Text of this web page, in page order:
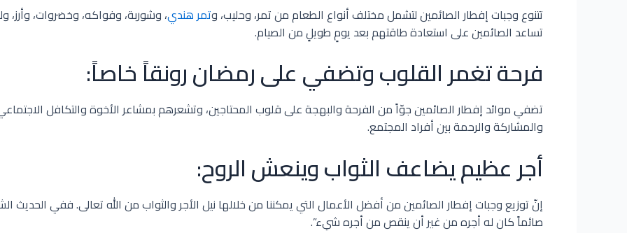
تتنوع وجبات إفطار الصائمين لتشمل مختلف أنواع الطعام من تمر، وحليب، وتمر هندي، وشوربة، وفواكه، وخضروات، وأرز،
تساعد الصائمين على استعادة طاقتهم بعد يومٍ طويلٍ من الصيام.
فرحة تغمر القلوب وتضفي على رمضان رونقاً خاصاً:
تضفي موائد إفطار الصائمين جوّاً من الفرحة والبهجة على قلوب المحتاجين، وتشعرهم بمشاعر الأخوة والتكافل
والمشاركة والرحمة بين أفراد المجتمع.
أجر عظيم يضاعف الثواب وينعش الروح:
إنّ توزيع وجبات إفطار الصائمين من أفضل الأعمال التي يمكننا من خلالها نيل الأجر والثواب من الله تعالى. ففي
صائماً كان له أجره من غير أن ينقص من أجره شيء”.